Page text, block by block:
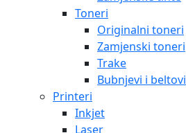
Toneri
Originalni toneri
Zamjenski toneri
Trake
Bubnjevi i beltovi
Printeri
Inkjet
Laser